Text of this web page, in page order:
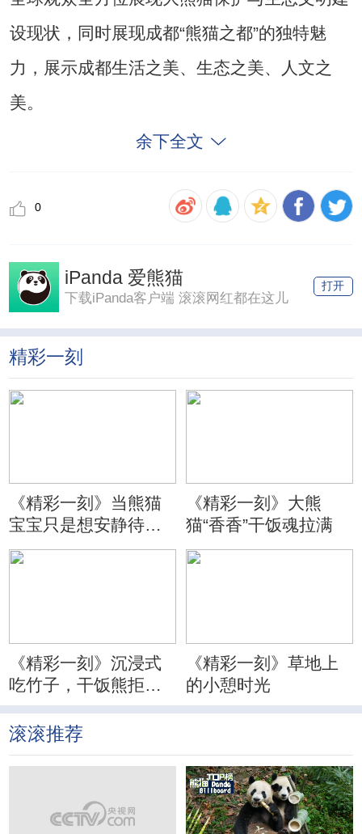
设现状，同时展现成都“熊猫之都”的独特魅
力，展示成都生活之美、生态之美、人文之
美。
余下全文
0
iPanda 爱熊猫
下载iPanda客户端 滚滚网红都在这儿
打开
精彩一刻
《精彩一刻》当熊猫
宝宝只是想安静待会
儿
《精彩一刻》大熊
猫“香香”干饭魂拉满
《精彩一刻》沉浸式
吃竹子，干饭熊拒绝
分心
《精彩一刻》草地上
的小憩时光
滚滚推荐